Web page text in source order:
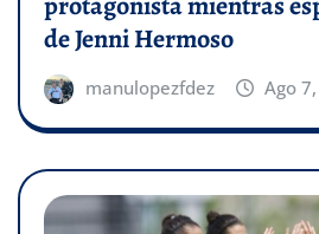
de Jenni Hermoso
manulopezfdez Ago